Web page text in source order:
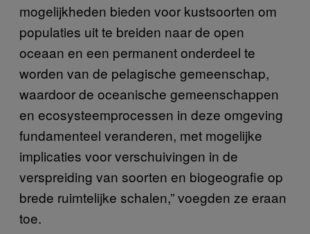
mogelijkheden bieden voor kustsoorten om
populaties uit te breiden naar de open
oceaan en een permanent onderdeel te
worden van de pelagische gemeenschap,
waardoor de oceanische gemeenschappen
en ecosysteemprocessen in deze omgeving
fundamenteel veranderen, met mogelijke
implicaties voor verschuivingen in de
verspreiding van soorten en biogeografie op
brede ruimtelijke schalen,” voegden ze eraan
toe.